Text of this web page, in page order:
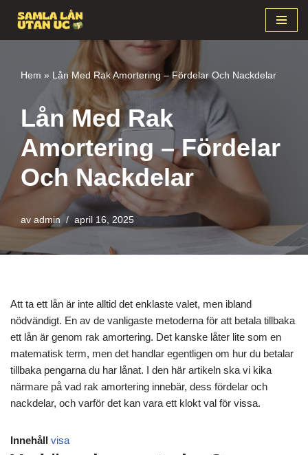
innehåll
Hem » Lån Med Rak Amortering – Fördelar Och Nackdelar
Lån Med Rak
Amortering – Fördelar
Och Nackdelar
av admin april 16, 2025
Att ta ett lån är inte alltid det enklaste valet, men ibland
nödvändigt. En av de vanligaste metoderna för att betala tillbaka
ett lån är genom rak amortering. Det kanske låter lite som en
matematisk term, men det handlar egentligen om hur du betalar
tillbaka pengarna du har lånat. I den här artikeln ska vi kika
närmare på vad rak amortering innebär, dess fördelar och
nackdelar, och varför det kan vara ett klokt val för vissa.
Innehåll visa